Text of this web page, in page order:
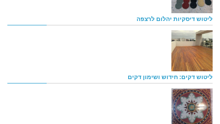
ליטוש דיסקיות יהלום לרצפה
ליטוש דקים: חידוש ושימון דקים